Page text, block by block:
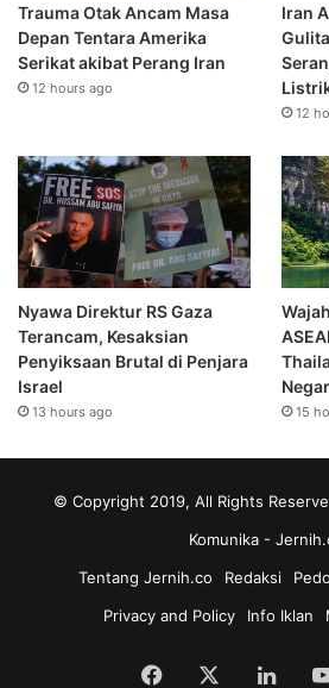
Trauma Otak Ancam Masa
Depan Tentara Amerika
Serikat akibat Perang Iran
12 hours ago
Iran
12
Nyawa Direktur RS Gaza
Terancam, Kesaksian
Penyiksaan Brutal di Penjara
Israel
13 hours ago 15
© Copyright 2019, All Rights
Komunika -
Tentang Jernih.co
Redaksi
Privacy and Policy
Info Iklan
Facebook